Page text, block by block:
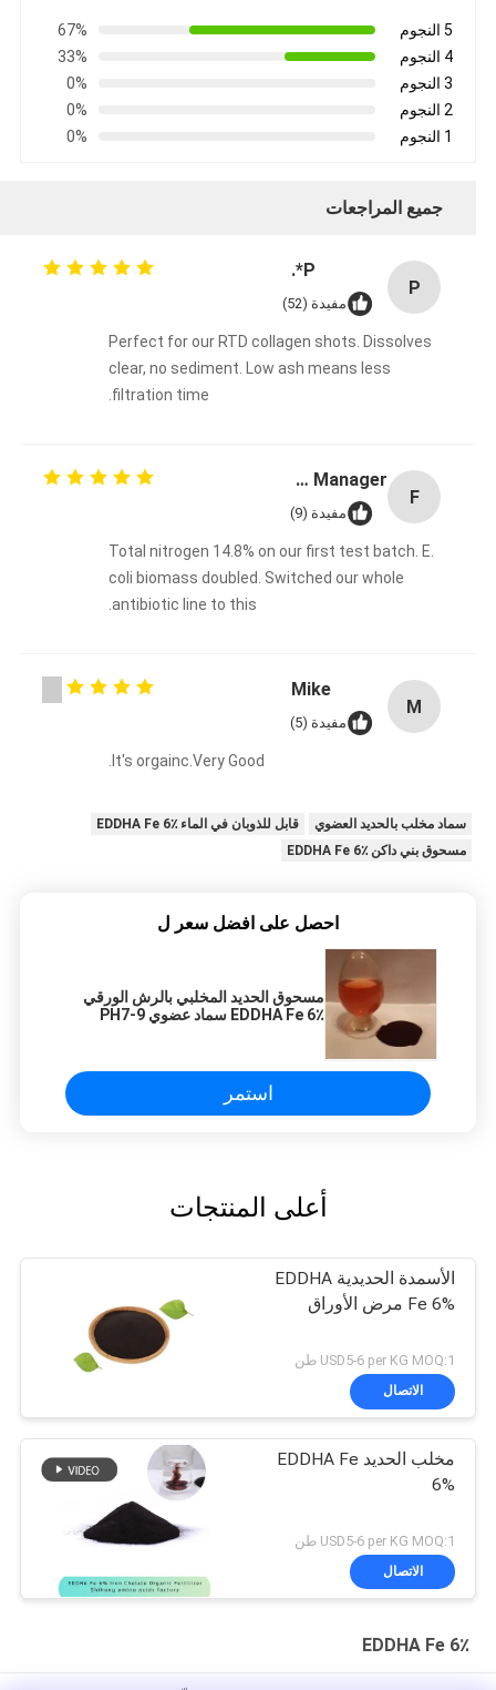
5 النجوم
67%
4 النجوم
33%
3 النجوم
0%
2 النجوم
0%
1 النجوم
0%
جميع المراجعات
P
P*.
مفيدة (52)
Perfect for our RTD collagen shots. Dissolves
clear, no sediment. Low ash means less
filtration time.
F
Fermentation Manager
مفيدة (9)
Total nitrogen 14.8% on our first test batch. E.
coli biomass doubled. Switched our whole
antibiotic line to this.
M
Mike
مفيدة (5)
It's orgainc.Very Good.
سماد مخلب بالحديد العضوي
قابل للذوبان في الماء EDDHA Fe 6٪
مسحوق بني داكن EDDHA Fe 6٪
احصل على افضل سعر ل
مسحوق الحديد المخلبي بالرش الورقي
EDDHA Fe 6٪ سماد عضوي PH7-9
استمر
أعلى المنتجات
الأسمدة الحديدية EDDHA
Fe 6% مرض الأوراق
USD5-6 per KG MOQ:1 طن
الاتصال
مخلب الحديد EDDHA Fe
6%
USD5-6 per KG MOQ:1 طن
الاتصال
EDDHA Fe 6٪